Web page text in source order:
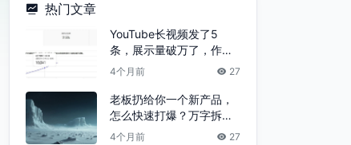
热门文章
YouTube长视频发了5
条，展示量破万了，作品
没流量就这几个原因（附
4个月前 27
老板扔给你一个新产品，
怎么快速打爆？万字拆解
“爆款流水线”的底层逻辑
4个月前 27